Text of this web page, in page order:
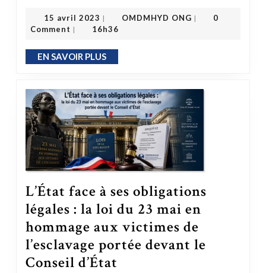
15 avril 2023 15 avril 2023
| OMDMHYD ONG |
0
Comment | 16h36
EN SAVOIR PLUSEN SAVOIR PLUS
L’État face à ses obligations
légales : la loi du 23 mai en
hommage aux victimes de
l’esclavage portée devant le
Conseil d’État